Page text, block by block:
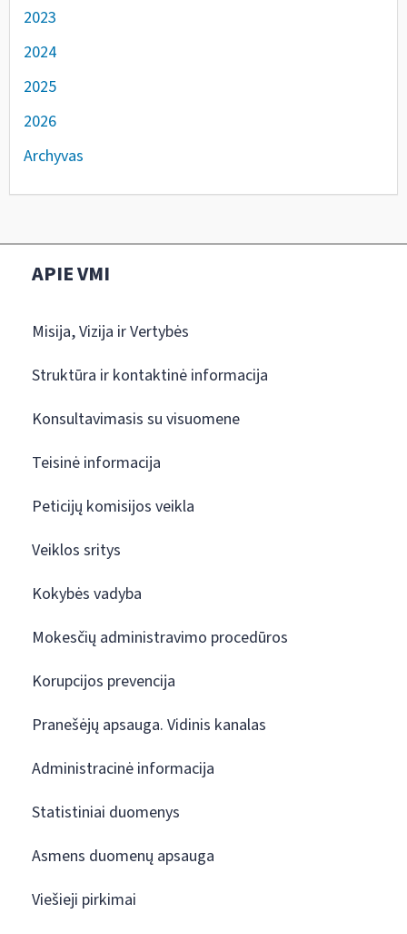
2023
2024
2025
2026
Archyvas
APIE VMI
Misija, Vizija ir Vertybės
Struktūra ir kontaktinė informacija
Konsultavimasis su visuomene
Teisinė informacija
Peticijų komisijos veikla
Veiklos sritys
Kokybės vadyba
Mokesčių administravimo procedūros
Korupcijos prevencija
Pranešėjų apsauga. Vidinis kanalas
Administracinė informacija
Statistiniai duomenys
Asmens duomenų apsauga
Viešieji pirkimai